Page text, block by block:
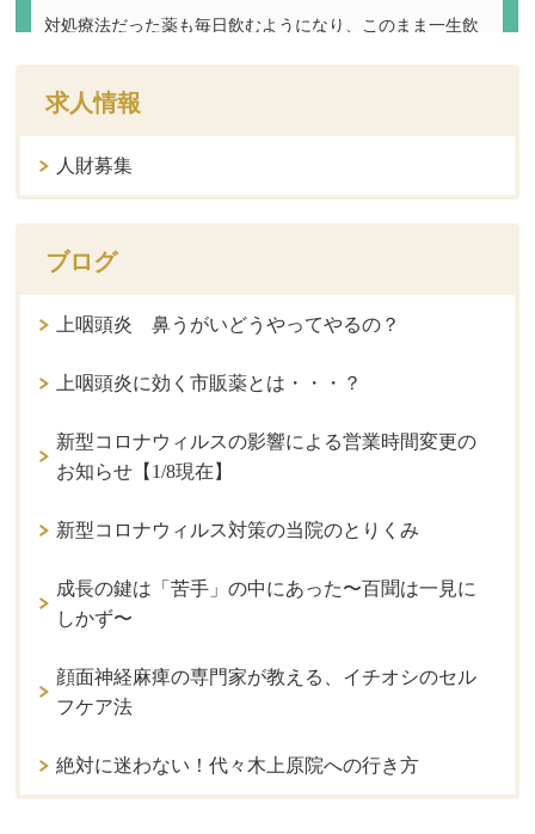
求人情報
人財募集
ブログ
上咽頭炎 鼻うがいどうやってやるの？
上咽頭炎に効く市販薬とは・・・？
新型コロナウィルスの影響による営業時間変更の
お知らせ【1/8現在】
新型コロナウィルス対策の当院のとりくみ
成長の鍵は「苦手」の中にあった〜百聞は一見に
しかず〜
顔面神経麻痺の専門家が教える、イチオシのセル
フケア法
絶対に迷わない！代々木上原院への行き方